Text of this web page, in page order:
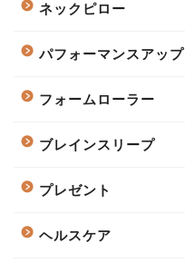
ネックピロー
パフォーマンスアップ
フォームローラー
ブレインスリープ
プレゼント
ヘルスケア